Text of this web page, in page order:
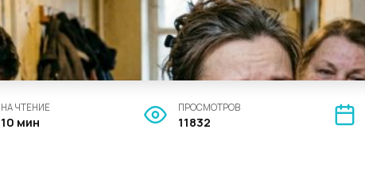
НА ЧТЕНИЕ
10 мин
ПРОСМОТРОВ
11832